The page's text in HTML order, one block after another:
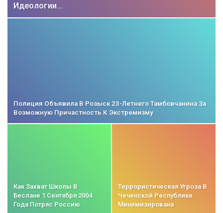
Идеологии…
Полиция Объявила В Розыск 23-Летнего Тамбовчанина За
Возможную Причастность К Экстремизму
Как Захват Школы В
Беслане 1 Сентября 2004
Года Потряс Россию
Террористическая Угроза В
Чеченской Республике
Минимизирована